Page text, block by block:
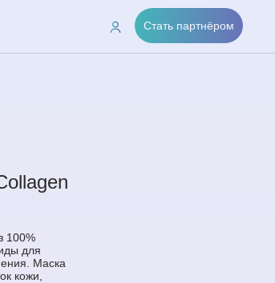
Стать партнёром
100%
для
Маска
кожи,